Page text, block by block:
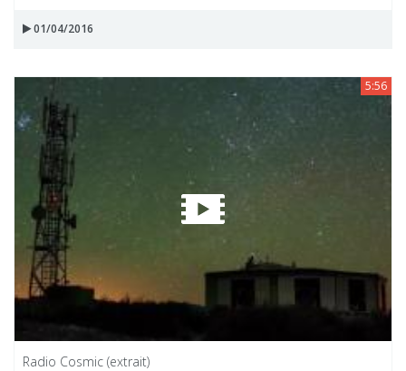
01/04/2016
5:56
Radio Cosmic (extrait)